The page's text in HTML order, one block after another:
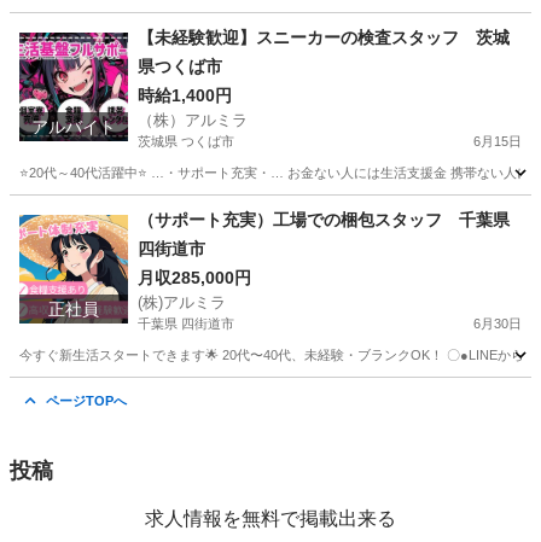
工場 未経験
アルバイト
【未経験歓迎】スニーカーの検査スタッフ 茨城
県つくば市
時給1,400円
（株）アルミラ
茨城県 つくば市 6月15日
⭐20代～40代活躍中⭐ …・サポート充実・… お金ない人には生活支援金 携帯ない人
倉庫 時給
正社員
（サポート充実）工場での梱包スタッフ 千葉県
四街道市
月収285,000円
(株)アルミラ
千葉県 四街道市 6月30日
今すぐ新生活スタートできます🌟 20代〜40代、未経験・ブランクOK！ 〇●LINEから
ページTOPへ
投稿
求人情報を無料で掲載出来る